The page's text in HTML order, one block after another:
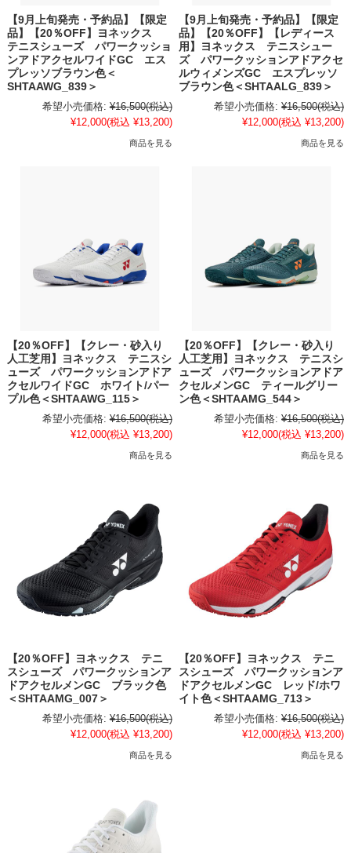
【9月上旬発売・予約品】【限定
品】【20％OFF】ヨネックス
テニスシューズ パワークッショ
ンアドアクセルワイドGC エス
プレッソブラウン色＜
SHTAAWG_839＞
希望小売価格: ¥16,500(税込)
¥12,000(税込 ¥13,200)
商品を見る
【9月上旬発売・予約品】【限定
品】【20％OFF】【レディース
用】ヨネックス テニスシュー
ズ パワークッションアドアクセ
ルウィメンズGC エスプレッソ
ブラウン色＜SHTAALG_839＞
希望小売価格: ¥16,500(税込)
¥12,000(税込 ¥13,200)
商品を見る
【20％OFF】【クレー・砂入り
人工芝用】ヨネックス テニスシ
ューズ パワークッションアドア
クセルワイドGC ホワイト/パー
プル色＜SHTAAWG_115＞
希望小売価格: ¥16,500(税込)
¥12,000(税込 ¥13,200)
商品を見る
【20％OFF】【クレー・砂入り
人工芝用】ヨネックス テニスシ
ューズ パワークッションアドア
クセルメンGC ティールグリー
ン色＜SHTAAMG_544＞
希望小売価格: ¥16,500(税込)
¥12,000(税込 ¥13,200)
商品を見る
【20％OFF】ヨネックス テニ
スシューズ パワークッションア
ドアクセルメンGC ブラック色
＜SHTAAMG_007＞
希望小売価格: ¥16,500(税込)
¥12,000(税込 ¥13,200)
商品を見る
【20％OFF】ヨネックス テニ
スシューズ パワークッションア
ドアクセルメンGC レッド/ホワ
イト色＜SHTAAMG_713＞
希望小売価格: ¥16,500(税込)
¥12,000(税込 ¥13,200)
商品を見る